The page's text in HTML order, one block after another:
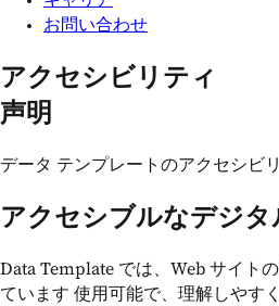
お問い合わせ
アクセシビリティ
声明
データ テンプレートのアクセシビ
アクセシブルなデジタ
Data Template では、Web サイト
ています 使用可能で、理解しやす